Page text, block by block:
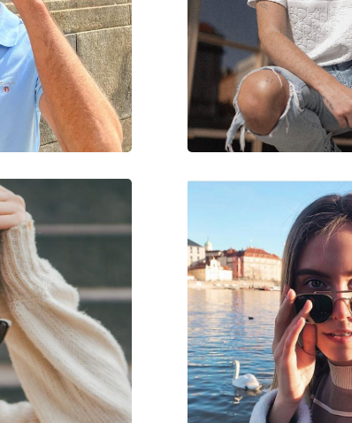
20 mm
100 gr
Ja
Ja
Zonnebril voor mannen
David Beckham
Fashion
DB 7019/S V81 W7 55